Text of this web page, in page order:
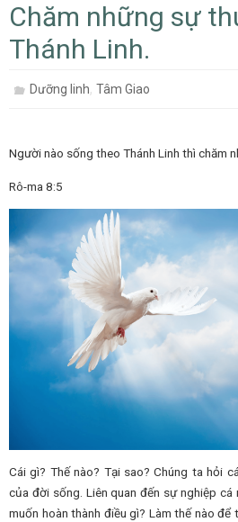
Chăm những sự
Thánh Linh.
Dưỡng linh,Tâm Giao
Người nào sống theo Thánh Linh thì chăm
Rô-ma 8:5
Cái gì? Thế nào? Tại sao? Chúng ta hỏi
của đời sống. Liên quan đến sự nghiệp cá
muốn hoàn thành điều gì? Làm thế nào để